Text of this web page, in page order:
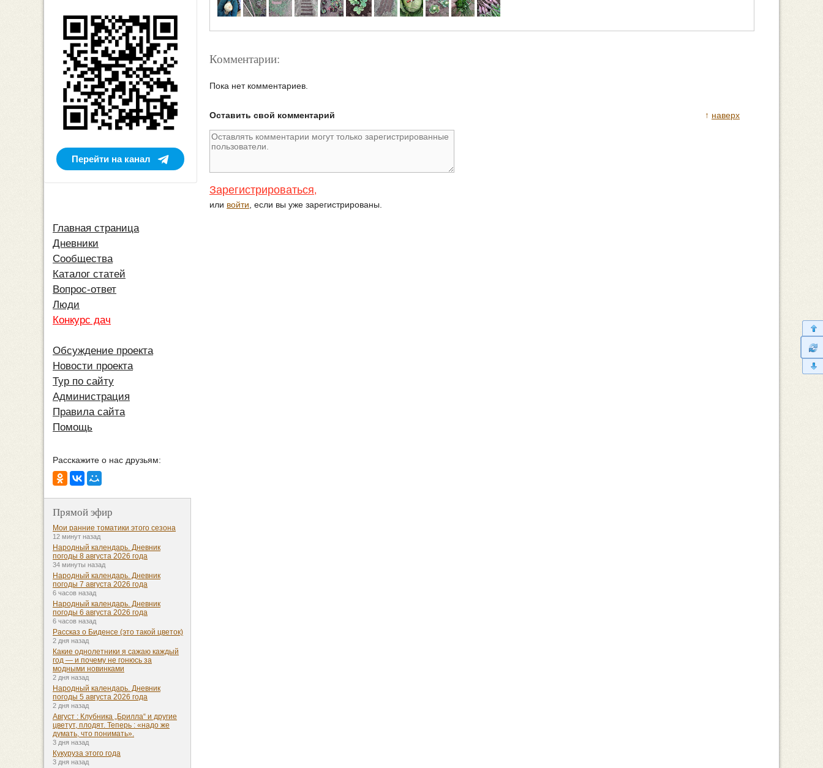
Комментарии:
Пока нет комментариев.
↑ наверх
Оставить свой комментарий
Зарегистрироваться,
или войти , если вы уже зарегистрированы.
Перейти на канал
Главная страница
Дневники
Сообщества
Каталог статей
Вопрос-ответ
Люди
Конкурс дач
Обсуждение проекта
Новости проекта
Тур по сайту
Администрация
Правила сайта
Помощь
Расскажите о нас друзьям:
Прямой эфир
Мои ранние томатики этого сезона
12 минут назад
Народный календарь. Дневник
погоды 8 августа 2026 года
34 минуты назад
Народный календарь. Дневник
погоды 7 августа 2026 года
6 часов назад
Народный календарь. Дневник
погоды 6 августа 2026 года
6 часов назад
Рассказ о Биденсе (это такой цветок)
2 дня назад
Какие однолетники я сажаю каждый
год — и почему не гонюсь за
модными новинками
2 дня назад
Народный календарь. Дневник
погоды 5 августа 2026 года
2 дня назад
Август : Клубника „Брилла“ и другие
цветут, плодят. Теперь : «надо же
думать, что понимать».
3 дня назад
Кукуруза этого года
3 дня назад